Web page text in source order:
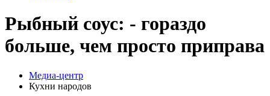
Рыбный соус: - гораздо
больше, чем просто приправа
Медиа-центр
Кухни народов